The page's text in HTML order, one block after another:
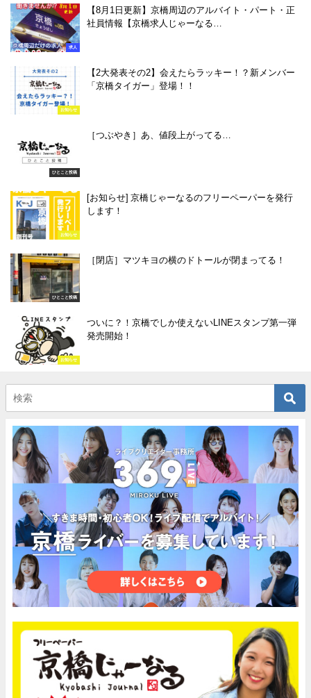
求人
【8月1日更新】京橋周辺のアルバイト・パート・正
社員情報【京橋求人じゃーなる…
お知らせ
【2大発表その2】会えたらラッキー！？新メンバー
「京橋タイガー」登場！！
ひとこと投稿
［つぶやき］あ、値段上がってる…
お知らせ
[お知らせ] 京橋じゃーなるのフリーペーパーを発行
します！
ひとこと投稿
［閉店］マツキヨの横のドトールが閉まってる！
お知らせ
ついに？！京橋でしか使えないLINEスタンプ第一弾
発売開始！